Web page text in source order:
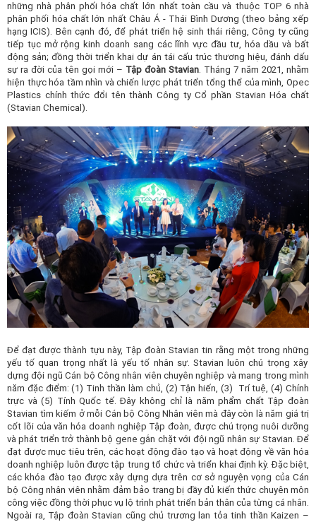
những nhà phân phối hóa chất lớn nhất toàn cầu và thuộc TOP 6 nhà
phân phối hóa chất lớn nhất Châu Á - Thái Bình Dương (theo bảng xếp
hạng ICIS). Bên cạnh đó,để phát triển hệ sinh thái riêng,Công ty cũng
tiếp tục mở rộng kinh doanh sang các lĩnh vực đầu tư, hóa dầu và bất
động sản; đồng thời triển khai dự án tái cấu trúc thương hiệu, đánh dấu
sự ra đời của tên gọi mới – Tập đoàn Stavian. T háng 7 năm 2021, nhằm
hiện thực hóa tầm nhìn và chiến lược phát triển tổng thể của mình, Opec
Plastics chính thứcđổi tên thànhCông ty Cổ phần Stavian Hóa chất
(Stavian Chemical ).
Để đạt được thành tựu này, Tập đoàn Stavian tin rằng một trong những
yếu tố quan trọng nhất là yếu tố nhân sự.Stavian luônchú trọng xây
dựng đội ngũ Cán bộ Công nhân viên chuyên nghiệp và mang trong mình
năm đặc điểm: (1) Tinh thần làm chủ, (2) Tận hiến, (3) Trí tuệ, (4) Chính
trực và (5) Tính Quốc tế. Đây không chỉ là năm phẩm chất Tập đoàn
Stavian tìm kiếm ở mỗi Cán bộ Công Nhân viên mà đây còn là năm giá trị
cốt lõi của văn hóa doanh nghiệp Tập đoàn, được chú trọng nuôi dưỡng
và phát triển trở thành bộ gene gắn chặt với đội ngũ nhân sự Stavian. Để
đạt được mục tiêu trên, các hoạt động đào tạo và hoạt động về văn hóa
doanh nghiệp luôn được tập trung tổ chức và triển khai định kỳ. Đặc biệt,
các khóa đào tạo được xây dựng dựa trên cơ sở nguyện vọng của Cán
bộ Công nhân viên nhằm đảm bảo trang bị đầy đủ kiến thức chuyên môn
công việc đồng thời phục vụ lộ trình phát triển bản thân của từng cá nhân.
Ngoài ra, Tập đoàn Stavian cũng chủ trương lan tỏa tinh thần Kaizen –